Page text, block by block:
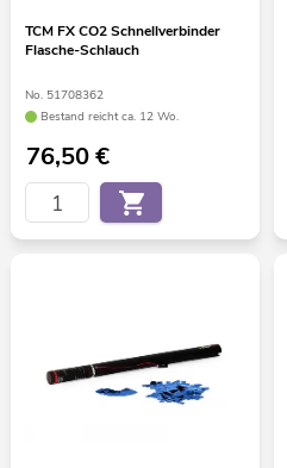
TCM FX CO2 Schnellverbinder
Flasche-Schlauch
No. 51708362
Bestand reicht ca. 12 Wo.
76,50€